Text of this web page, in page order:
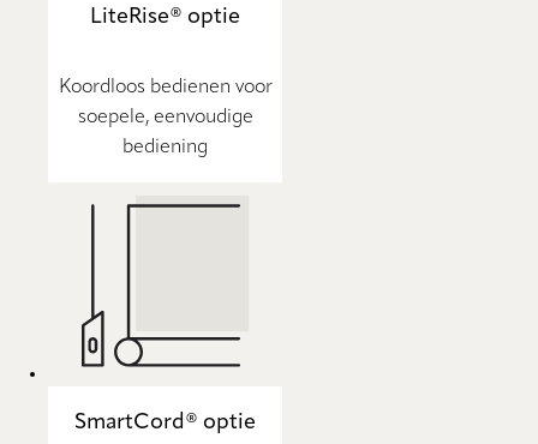
LiteRise® optie
Koordloos bedienen voor
soepele, eenvoudige
bediening
SmartCord® optie